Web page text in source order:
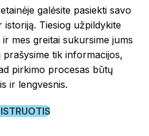
galėsite pasiekti savo
Tiesiog užpildykite
mes greitai sukursime jums
tik informacijos,
pirkimo procesas būtų
ir lengvesnis.